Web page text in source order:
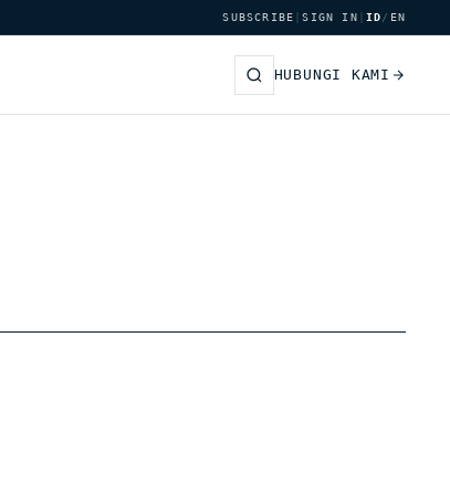
SUBSCRIBE |SIGN IN ID/ EN
HUBUNGI KAMI